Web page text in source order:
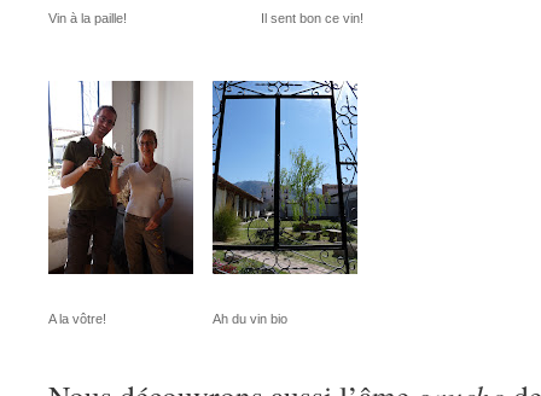
Vin à la paille! Il sent bon ce vin!
A la vôtre! Ah du vin bio